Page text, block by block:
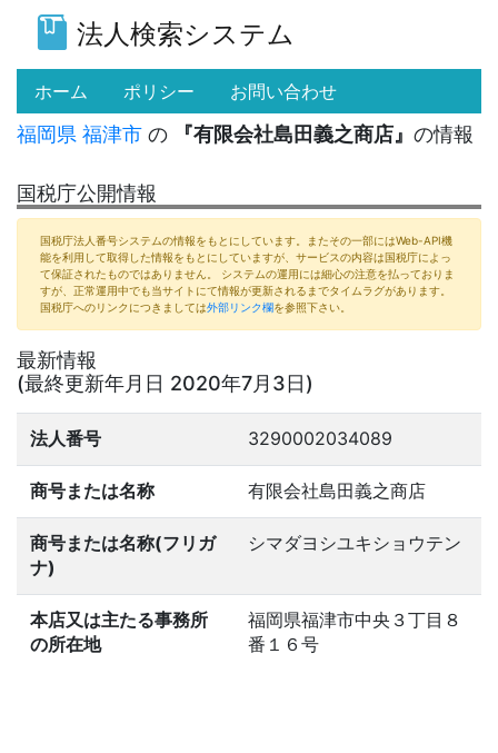
法人検索システム
ホーム (current)
ポリシー お問い合わせ
福岡県 福津市 の 『有限会社島田義之商店』 の情報
国税庁公開情報
国税庁法人番号システムの情報をもとにしています。またその一部にはWeb-API機
能を利用して取得した情報をもとにしていますが、サービスの内容は国税庁によっ
て保証されたものではありません。 システムの運用には細心の注意を払っておりま
すが、正常運用中でも当サイトにて情報が更新されるまでタイムラグがあります。
国税庁へのリンクにつきましては外部リンク欄を参照下さい。
最新情報
(最終更新年月日 2020年7月3日)
法人番号 3290002034089
商号または名称 有限会社島田義之商店
商号または名称(フリガ
ナ)
シマダヨシユキショウテン
本店又は主たる事務所
の所在地
福岡県福津市中央３丁目８
番１６号